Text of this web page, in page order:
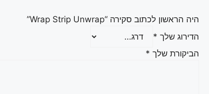
היה הראשון לכתוב סקירה “Wrap Strip Unwrap”
הדירוג שלך *
הביקורת שלך *